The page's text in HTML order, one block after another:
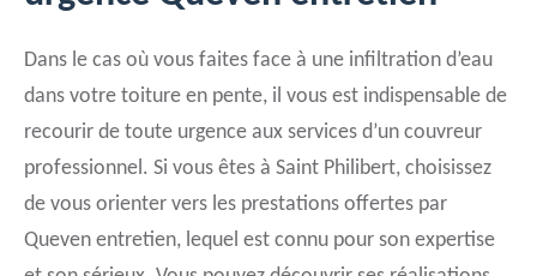
Dans le cas où vous faites face à une infiltration d’eau
dans votre toiture en pente, il vous est indispensable de
recourir de toute urgence aux services d’un couvreur
professionnel. Si vous êtes à Saint Philibert, choisissez
de vous orienter vers les prestations offertes par
Queven entretien, lequel est connu pour son expertise